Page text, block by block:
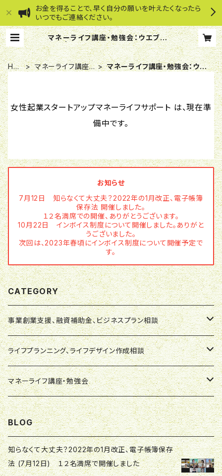
お金を得ることで、早く自分の願いを叶えたくなったら
いつでもご連絡ください。
マネーライフ講座・勉強会：ウエブチケ
ット | 女性起業スタートアップマネー
ライフサポート
HO
マネーライフ講座・
マネーライフ講座・勉強会：ウエ
女性起業スタートアップマネーライフサポート は、現在準
備中です。
お知らせ
7月12日 知らなくて大丈夫？2022年の1月改正、電子帳簿
保存法 開催しました。
１２名満席での開催、ありがとうございます。
10月22日 インボイス制度について開催しました。ありがと
うございました。
次回は、2023年春頃にインボイス制度について開催予定で
す。
CATEGORY
事業創業支援、融資補助金、ビジネスプラン相談
事業創業支援相談
融資補助金相談
ビジネスプラン相談
事業・資金サポート
事業・ビジネス：ウエブチケット
ライフプランニング、ライフデザイン作成相談
ライフプランニング作成相談
ライフデザイン作成相談
ライフプラン・ライフデザイン：ウエブチケット
初回相談
マネーライフ講座・勉強会
マネーライフ講座
マネーライフ勉強会・ワークショップ
マネーライフ講座・勉強会：ウエブチケット
BLOG
知らなくて大丈夫？2022年の1月改正、電子帳簿保存
法 (7月12日) １２名満席で開催しました